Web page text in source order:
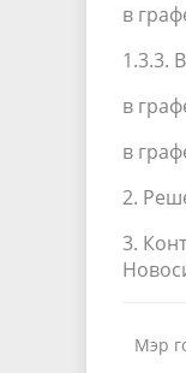
в
1.3.3.
в
в
2.
3.
Мэр